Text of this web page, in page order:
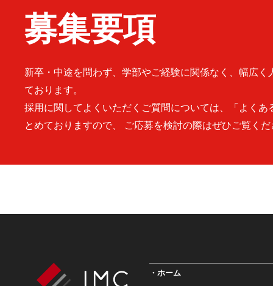
募集要項
新卒・中途を問わず、学部やご経験に関係なく、幅広く
ております。
採用に関してよくいただくご質問については、「よくあ
とめておりますので、 ご応募を検討の際はぜひご覧く
ホーム